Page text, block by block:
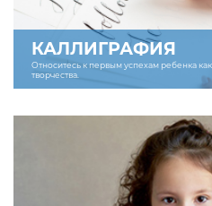
КАЛЛИГРАФИЯ
Относитесь к первым успехам ребенка
творчества.